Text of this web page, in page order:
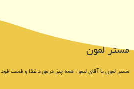
مستر لمون
مستر لمون یا آقای لیمو : همه چیز درمورد غذا و فست فود